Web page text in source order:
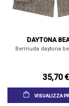
DAYTONA
Bermuda daytona
35,70 €
VISUALIZZA